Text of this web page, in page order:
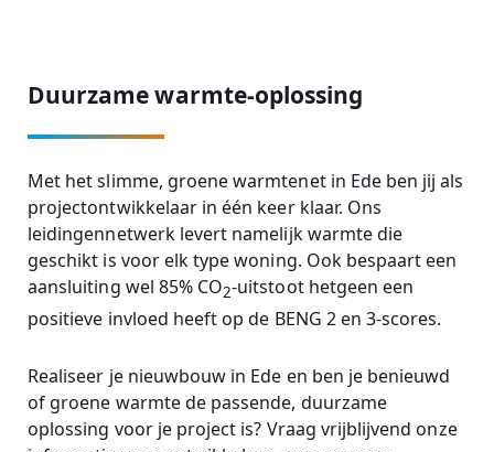
Duurzame warmte-oplossing
Met het slimme, groene warmtenet in Ede ben jij als
projectontwikkelaar in één keer klaar. Ons
leidingennetwerk levert namelijk warmte die
geschikt is voor elk type woning. Ook bespaart een
aansluiting wel 85% CO2-uitstoot hetgeen een
positieve invloed heeft op de BENG 2 en 3-scores.
Realiseer je nieuwbouw in Ede en ben je benieuwd
of groene warmte de passende, duurzame
oplossing voor je project is? Vraag vrijblijvend onze